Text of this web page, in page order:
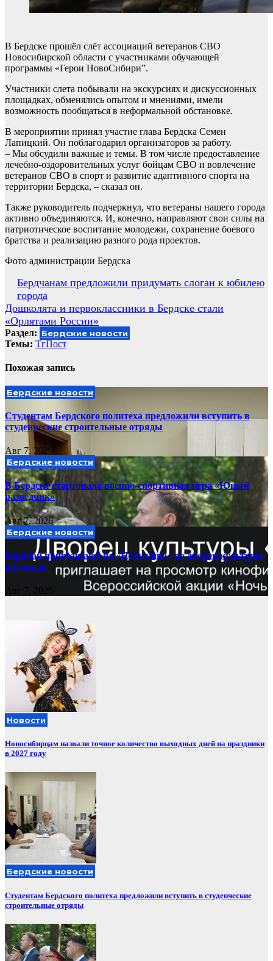
В Бердске прошёл слёт ассоциаций ветеранов СВО
Новосибирской области с участниками обучающей
программы «Герои НовоСибири”.
Участники слета побывали на экскурсиях и дискуссионных
площадках, обменялись опытом и мнениями, имели
возможность пообщаться в неформальной обстановке.
В мероприятии принял участие глава Бердска Семен
Лапицкий. Он поблагодарил организаторов за работу.
– Мы обсудили важные и темы. В том числе предоставление
лечебно-оздоровительных услуг бойцам СВО и вовлечение
ветеранов СВО в спорт и развитие адаптивного спорта на
территории Бердска, – сказал он.
Также руководитель подчеркнул, что ветераны нашего города
активно объединяются. И, конечно, направляют свои силы на
патриотическое воспитание молодежи, сохранение боевого
братства и реализацию разного рода проектов.
Фото администрации Бердска
Навигация
по
записям
Бердчанам предложили придумать слоган к юбилею
города
Дошколята и первоклассники в Бердске стали
«Орлятами России»
Раздел: Бердские новости
Темы: ТгПост
Похожая запись
Бердские новости
Студентам Бердского политеха предложили вступить в
студенческие строительные отряды
Авг 7, 2026
Бердские новости
В Бердске стартовала военно-спортивная игра «Юный
разведчик»
Авг 7, 2026
Бердские новости
Бердчан приглашают на «Ночь кино» во дворец культуры
«Родина»
Авг 7, 2026
Новости
Новосибирцам назвали точное количество выходных дней на праздники
в 2027 году
Бердские новости
Студентам Бердского политеха предложили вступить в студенческие
строительные отряды